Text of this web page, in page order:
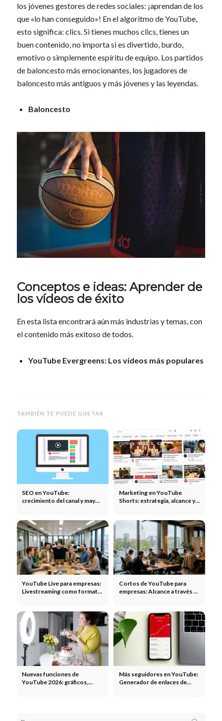
los jóvenes gestores de redes sociales: ¡aprendan de los
que «lo han conseguido»! En el algoritmo de YouTube,
esto significa: clics. Si tienes muchos clics, tienes un
buen contenido, no importa si es divertido, burdo,
emotivo o simplemente espíritu de equipo. Los partidos
de baloncesto más emocionantes, los jugadores de
baloncesto más antiguos y más jóvenes y las leyendas.
Baloncesto
Conceptos e ideas: Aprender de
los vídeos de éxito
En esta lista encontrará aún más industrias y temas, con
el contenido más exitoso de todos.
YouTube Evergreens: Los vídeos más populares
TAMBIÉN TE PUEDE GUSTAR
SEO en YouTube:
crecimiento del canal y mayor
Marketing en YouTube
Shorts: estrategia, alcance y
YouTube Live para empresas:
Livestreaming como formato
Cortos de YouTube para
empresas: Alcance a través de
Nuevas funciones de
YouTube 2026: gráficos,
Más seguidores en YouTube:
Generador de enlaces de